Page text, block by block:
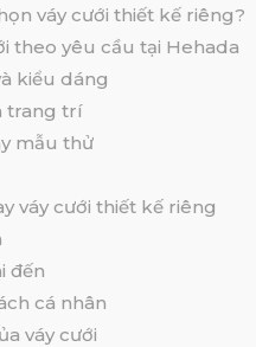
váy cưới thiết kế riêng?
theo yêu cầu tại Hehada
kiểu dáng
trang trí
mẫu thử
váy cưới thiết kế riêng
đến
cá nhân
váy cưới